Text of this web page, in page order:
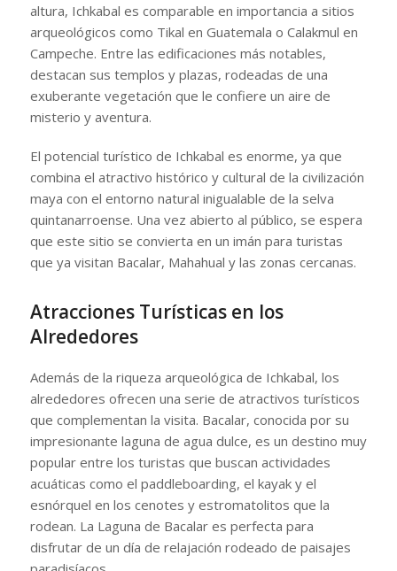
altura, Ichkabal es comparable en importancia a sitios
arqueológicos como Tikal en Guatemala o Calakmul en
Campeche. Entre las edificaciones más notables,
destacan sus templos y plazas, rodeadas de una
exuberante vegetación que le confiere un aire de
misterio y aventura.
El potencial turístico de Ichkabal es enorme, ya que
combina el atractivo histórico y cultural de la civilización
maya con el entorno natural inigualable de la selva
quintanarroense. Una vez abierto al público, se espera
que este sitio se convierta en un imán para turistas
que ya visitan Bacalar, Mahahual y las zonas cercanas.
Atracciones Turísticas en los
Alrededores
Además de la riqueza arqueológica de Ichkabal, los
alrededores ofrecen una serie de atractivos turísticos
que complementan la visita. Bacalar, conocida por su
impresionante laguna de agua dulce, es un destino muy
popular entre los turistas que buscan actividades
acuáticas como el paddleboarding, el kayak y el
esnórquel en los cenotes y estromatolitos que la
rodean. La Laguna de Bacalar es perfecta para
disfrutar de un día de relajación rodeado de paisajes